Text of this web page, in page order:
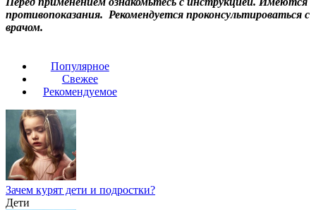
противопоказания. Рекомендуется проконсультироваться с
врачом.
Популярное
Свежее
Рекомендуемое
Зачем курят дети и подростки?
Дети